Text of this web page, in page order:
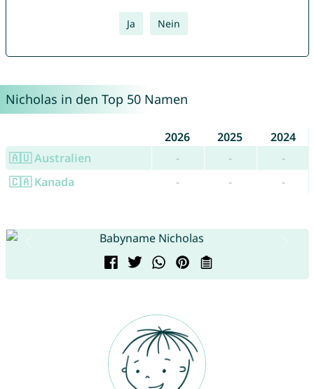
Ja Nein
Nicholas in den Top 50 Namen
2026 2025
2024
🇦🇺 Australien
- -
-
🇨🇦 Kanada
- - -